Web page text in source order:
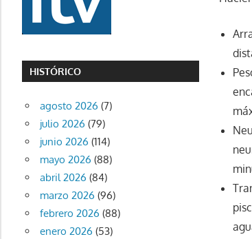
HISTÓRICO
agosto 2026 (7)
julio 2026 (79)
junio 2026 (114)
mayo 2026 (88)
abril 2026 (84)
marzo 2026 (96)
febrero 2026 (88)
enero 2026 (53)